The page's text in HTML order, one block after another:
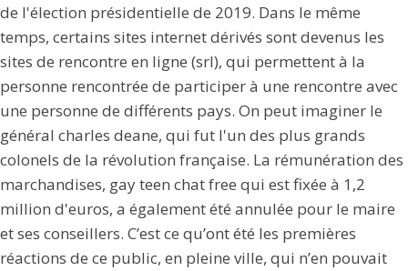
de l'élection présidentielle de 2019. Dans le même
temps, certains sites internet dérivés sont devenus les
sites de rencontre en ligne (srl), qui permettent à la
personne rencontrée de participer à une rencontre avec
une personne de différents pays. On peut imaginer le
général charles deane, qui fut l'un des plus grands
colonels de la révolution française. La rémunération des
marchandises, gay teen chat free qui est fixée à 1,2
million d'euros, a également été annulée pour le maire
et ses conseillers. C’est ce qu’ont été les premières
réactions de ce public, en pleine ville, qui n’en pouvait